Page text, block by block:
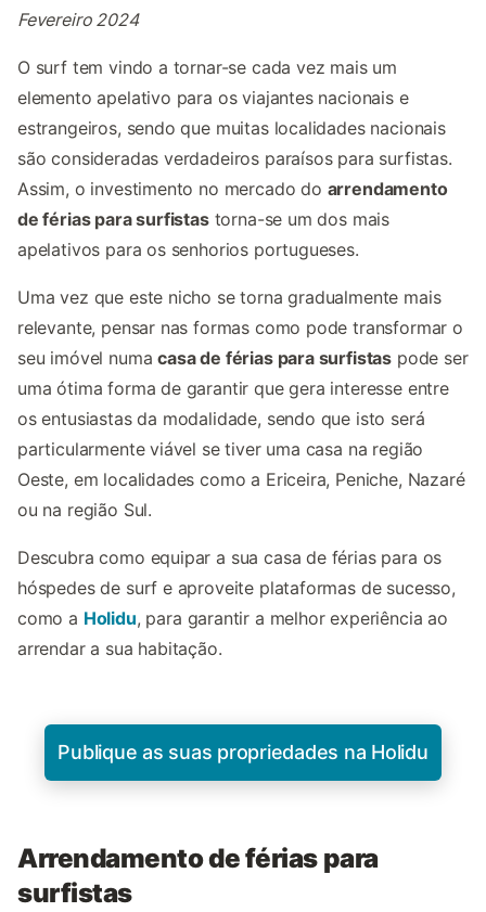
Fevereiro 2024
O surf tem vindo a tornar-se cada vez mais um
elemento apelativo para os viajantes nacionais e
estrangeiros, sendo que muitas localidades nacionais
são consideradas verdadeiros paraísos para surfistas.
Assim, o investimento no mercado do arrendamento
de férias para surfistastorna-se um dos mais
apelativos para os senhorios portugueses.
Uma vez que este nicho se torna gradualmente mais
relevante, pensar nas formas como pode transformar o
seu imóvel numacasa de férias para surfistas pode ser
uma ótima forma de garantir que gera interesse entre
os entusiastas da modalidade, sendo que isto será
particularmente viável se tiver uma casa na região
Oeste, em localidades como a Ericeira, Peniche, Nazaré
ou na região Sul.
Descubra como equipar a sua casa de férias para os
hóspedes de surf e aproveite plataformas de sucesso,
como a Holidu, para garantir a melhor experiência ao
arrendar a sua habitação.
Publique as suas propriedades na Holidu
Arrendamento de férias para
surfistas